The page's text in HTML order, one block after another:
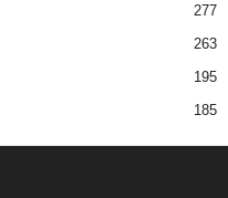
277
263
195
185